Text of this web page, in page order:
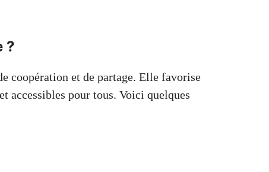
?
coopération et de partage. Elle favorise
accessibles pour tous. Voici quelques